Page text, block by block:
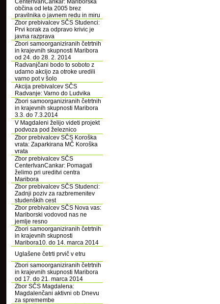
CenterIvanCankar: Mariborska
občina od leta 2005 brez
pravilnika o javnem redu in miru
Zbor prebivalcev SČS Studenci:
Prvi korak za odpravo krivic je
javna razprava
Zbori samoorganiziranih četrtnih
in krajevnih skupnosti Maribora
od 24. do 28. 2. 2014
Radvanjčani bodo to soboto z
udarno akcijo za otroke uredili
varno pot v šolo
Akcija prebivalcev SČS
Radvanje: Varno do Ludvika
Zbori samoorganiziranih četrtnih
in krajevnih skupnosti Maribora
3.3. do 7.3.2014
V Magdaleni želijo videti projekt
podvoza pod železnico
Zbor prebivalcev SČS Koroška
vrata: Zaparkirana MČ Koroška
vrata
Zbor prebivalcev SČS
CenterIvanCankar: Pomagati
želimo pri ureditvi centra
Maribora
Zbor prebivalcev SČS Studenci:
Zadnji poziv za razbremenitev
studenških cest
Zbor prebivalcev SČS Nova vas:
Mariborski vodovod nas ne
jemlje resno
Zbori samoorganiziranih četrtnih
in krajevnih skupnosti
Maribora10. do 14. marca 2014
Uglašene četrti prvič v etru
Zbori samoorganiziranih četrtnih
in krajevnih skupnosti Maribora
od 17. do 21. marca 2014
Zbor SČS Magdalena:
Magdalenčani aktivni ob Dnevu
za spremembe